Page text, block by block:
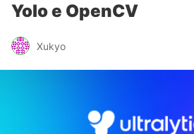
Yolo e OpenCV
Xukyo